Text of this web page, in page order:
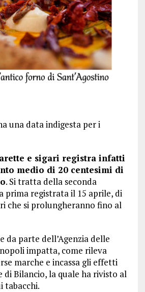
una data indigesta per i
e sigari registra infatti
medio di 20 centesimi di
. Si tratta della seconda
prima registrata il 15 aprile, di
che si prolungheranno fino al
da parte dell’Agenzia delle
impatta, come rileva
marche e incassa gli effetti
di Bilancio, la quale ha rivisto al
tabacchi.